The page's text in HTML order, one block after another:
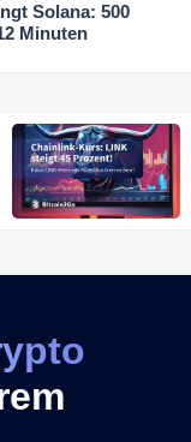
Solana: 500
Minuten